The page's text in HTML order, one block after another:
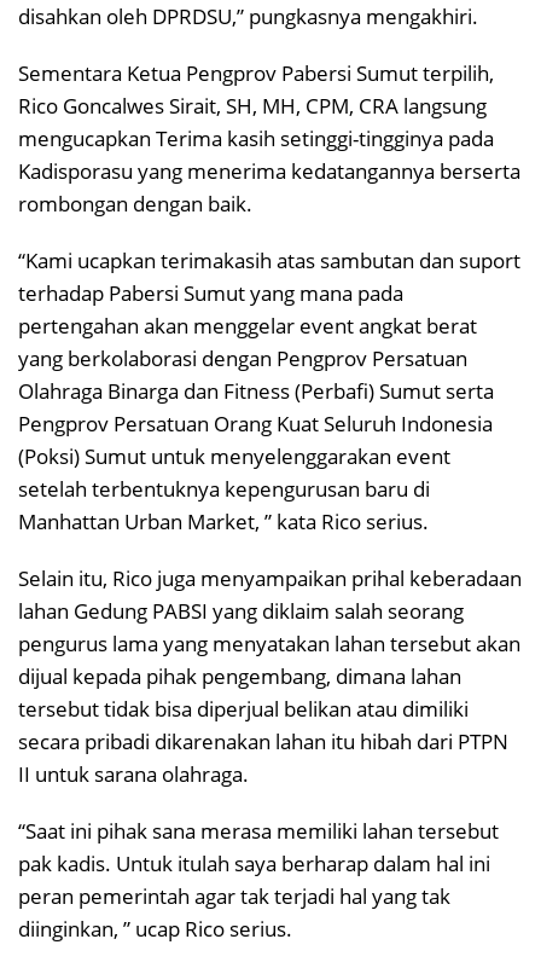
disahkan oleh DPRDSU,” pungkasnya mengakhiri.
Sementara Ketua Pengprov Pabersi Sumut terpilih,
Rico Goncalwes Sirait, SH, MH, CPM, CRA langsung
mengucapkan Terima kasih setinggi-tingginya pada
Kadisporasu yang menerima kedatangannya berserta
rombongan dengan baik.
“Kami ucapkan terimakasih atas sambutan dan suport
terhadap Pabersi Sumut yang mana pada
pertengahan akan menggelar event angkat berat
yang berkolaborasi dengan Pengprov Persatuan
Olahraga Binarga dan Fitness (Perbafi) Sumut serta
Pengprov Persatuan Orang Kuat Seluruh Indonesia
(Poksi) Sumut untuk menyelenggarakan event
setelah terbentuknya kepengurusan baru di
Manhattan Urban Market, ” kata Rico serius.
Selain itu, Rico juga menyampaikan prihal keberadaan
lahan Gedung PABSI yang diklaim salah seorang
pengurus lama yang menyatakan lahan tersebut akan
dijual kepada pihak pengembang, dimana lahan
tersebut tidak bisa diperjual belikan atau dimiliki
secara pribadi dikarenakan lahan itu hibah dari PTPN
II untuk sarana olahraga.
“Saat ini pihak sana merasa memiliki lahan tersebut
pak kadis. Untuk itulah saya berharap dalam hal ini
peran pemerintah agar tak terjadi hal yang tak
diinginkan, ” ucap Rico serius.